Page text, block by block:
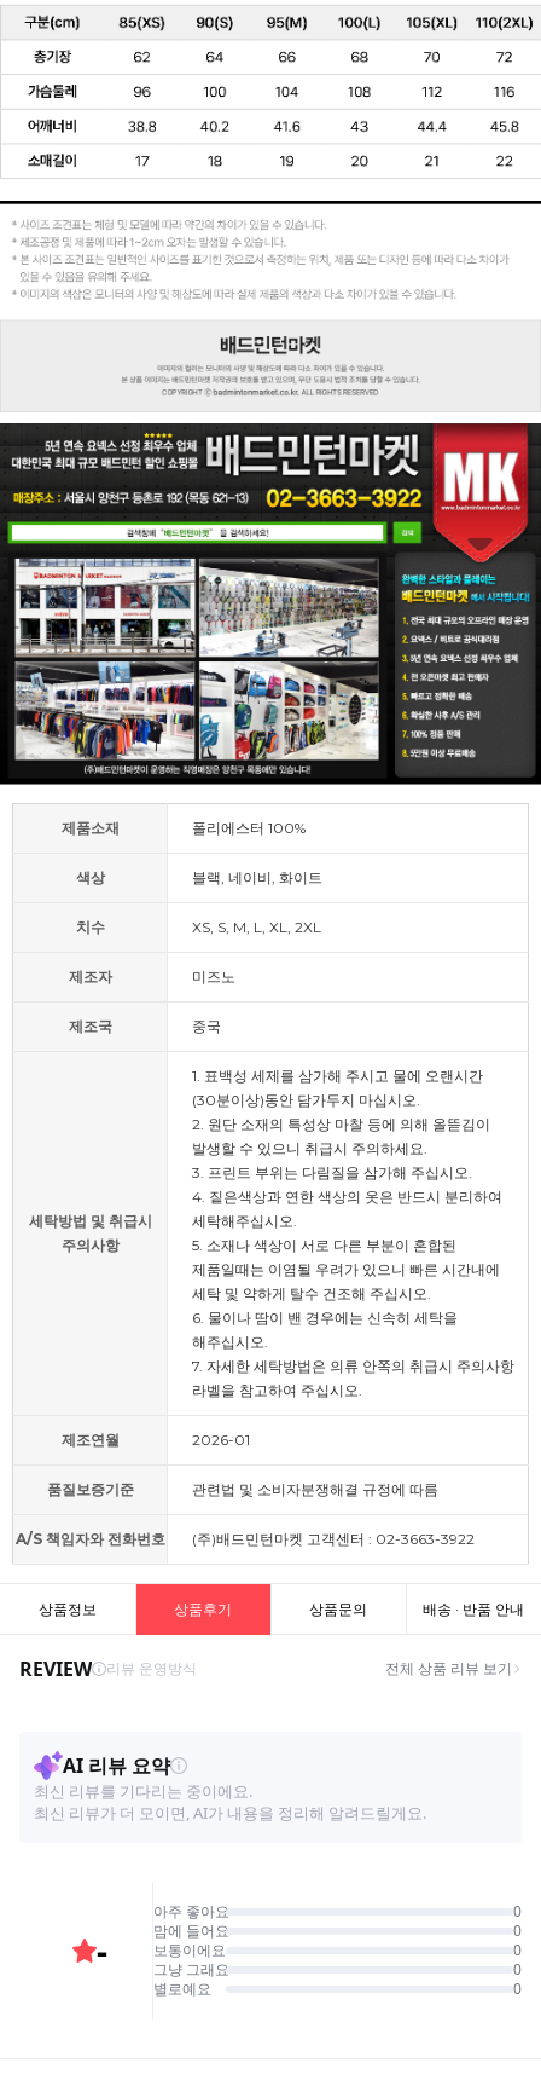
제품소재 폴리에스터 100%
색상 블랙, 네이비, 화이트
치수 XS, S, M, L, XL, 2XL
제조자 미즈노
제조국 중국
세탁방법 및 취급시
주의사항
1. 표백성 세제를 삼가해 주시고 물에 오랜시간
(30분이상)동안 담가두지 마십시오.
2. 원단 소재의 특성상 마찰 등에 의해 올뜯김이
발생할 수 있으니 취급시 주의하세요.
3. 프린트 부위는 다림질을 삼가해 주십시오.
4. 짙은색상과 연한 색상의 옷은 반드시 분리하여
세탁해주십시오.
5. 소재나 색상이 서로 다른 부분이 혼합된
제품일때는 이염될 우려가 있으니 빠른 시간내에
세탁 및 약하게 탈수 건조해 주십시오.
6. 물이나 땀이 밴 경우에는 신속히 세탁을
해주십시오.
7. 자세한 세탁방법은 의류 안쪽의 취급시 주의사항
라벨을 참고하여 주십시오.
제조연월 2026-01
품질보증기준 관련법 및 소비자분쟁해결 규정에 따름
A/S 책임자와 전화번호 (주)배드민턴마켓 고객센터 : 02-3663-3922
상품정보 상품후기 상품문의 배송 · 반품 안내